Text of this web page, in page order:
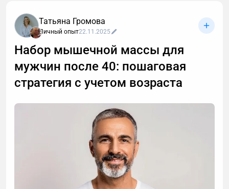
Татьяна Громова
Личный опыт22.11.2025
Набор мышечной массы для
мужчин после 40: пошаговая
стратегия с учетом возраста